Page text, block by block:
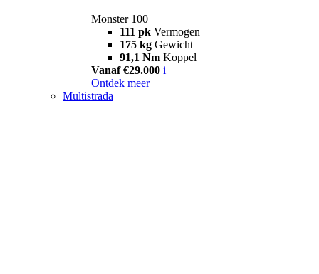
Monster 100
111 pk Vermogen
175 kg Gewicht
91,1 Nm Koppel
Vanaf €29.000 i
Ontdek meer
Multistrada